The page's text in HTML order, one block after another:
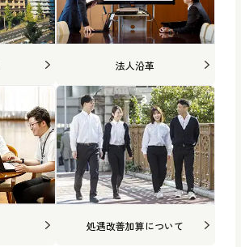
法人沿革
処遇改善加算について